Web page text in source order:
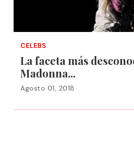
CELEBS
La faceta más
Madonna...
Agosto 01, 2018